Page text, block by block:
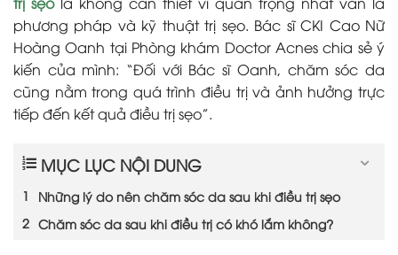
phương pháp và kỹ thuật trị sẹo. Bác sĩ CKI Cao Nữ
Hoàng Oanh tại Phòng khám Doctor Acnes chia sẻ ý
kiến của mình: “Đối với Bác sĩ Oanh, chăm sóc da
cũng nằm trong quá trình điều trị và ảnh hưởng trực
tiếp đến kết quả điều trị sẹo”.
MỤC LỤC NỘI DUNG
Những lý do nên chăm sóc da sau khi điều trị sẹo
Chăm sóc da sau khi điều trị có khó lắm không?